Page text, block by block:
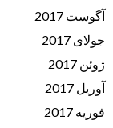
آگوست 2017
جولای 2017
ژوئن 2017
آوریل 2017
فوریه 2017